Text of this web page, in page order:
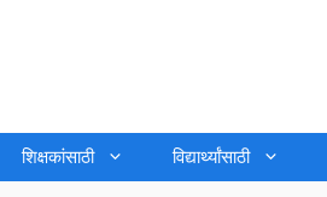
शिक्षकांसाठी विद्यार्थ्यांसाठी